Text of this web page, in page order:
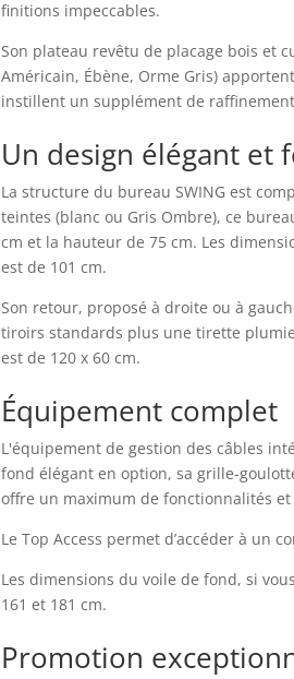
finitions impeccables.
Son plateau revêtu de placage bois et
Américain, Ébène, Orme Gris)
instillent un supplément de
Un design élégant et
La structure du bureau SWING est
teintes (blanc ou Gris Ombre), ce
cm et la hauteur de 75 cm. Les
est de 101 cm.
Son retour, proposé à droite ou à
tiroirs standards plus une tirette
est de 120 x 60 cm.
Équipement complet
L'équipement de gestion des câbles
fond élégant en option, sa grille-
offre un maximum de fonctionnalités
Le Top Access permet d’accéder à un
Les dimensions du voile de fond, si
161 et 181 cm.
Promotion